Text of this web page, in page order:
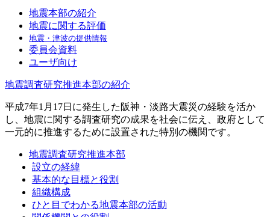
地震本部の紹介
地震に関する評価
地震・津波の提供情報
委員会資料
ユーザ向け
地震調査研究推進本部の紹介
平成7年1月17日に発生した阪神・淡路大震災の経験を活か
し、地震に関する調査研究の成果を社会に伝え、政府として
一元的に推進するために設置された特別の機関です。
地震調査研究推進本部
設立の経緯
基本的な目標と役割
組織構成
ひと目でわかる地震本部の活動